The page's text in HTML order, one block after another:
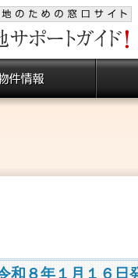
和８年１月１６日